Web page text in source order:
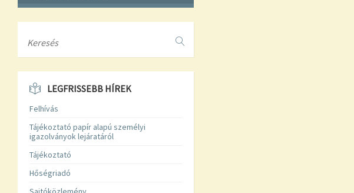
LEGFRISSEBB HÍREK
Felhívás
Tájékoztató papír alapú személyi
igazolványok lejáratáról
Tájékoztató
Hőségriadó